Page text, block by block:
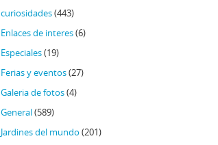
curiosidades(443)
Enlaces de interes(6)
Especiales(19)
Ferias y eventos(27)
Galeria de fotos(4)
General(589)
Jardines del mundo (201)